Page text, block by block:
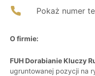
Pokaż numer
O firmie:
FUH Dorabianie Kluczy
ugruntowanej pozycji na